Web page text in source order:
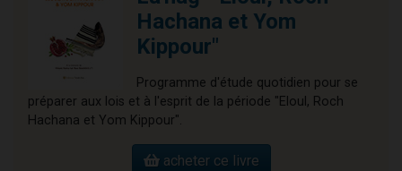
Hachana et Yom
Kippour"
Programme d'étude quotidien pour se
préparer aux lois et à l'esprit de la période "Eloul, Roch
Hachana et Yom Kippour".
acheter ce livre